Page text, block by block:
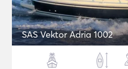
SAS Vektor Adria 1002